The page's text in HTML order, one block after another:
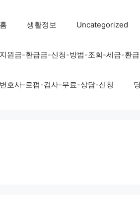
홈 생활정보 Uncategorized
지원금-환급금-신청-방법-조회-세금-환급
변호사-로펌-검사-무료-상담-신청